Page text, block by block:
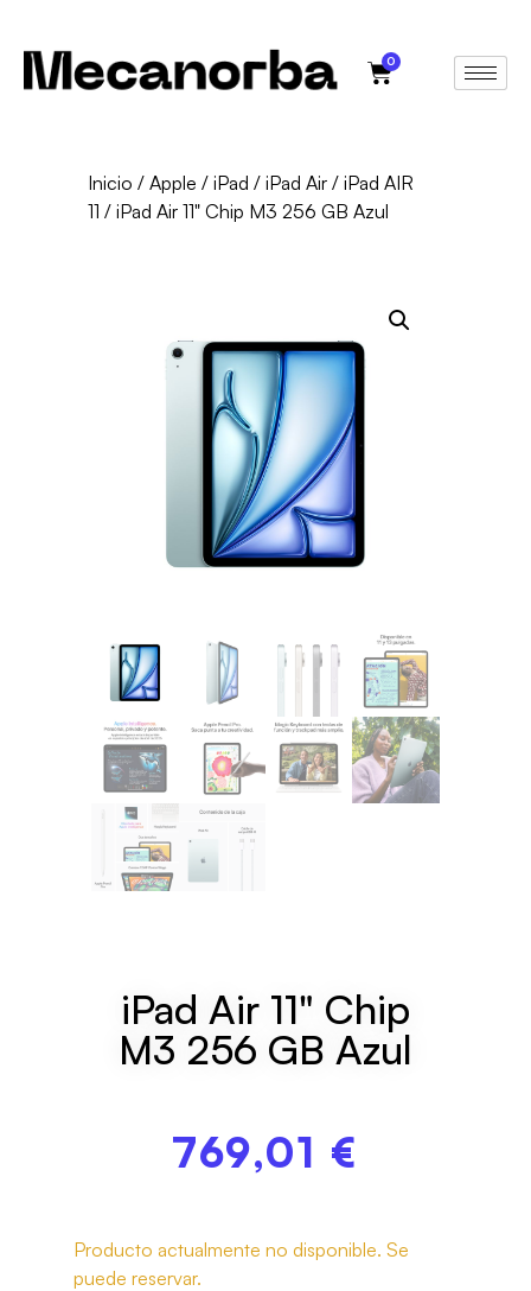
0
Inicio /Apple /iPad /iPad Air /iPad AIR
11 / iPad Air 11" Chip M3 256 GB Azul
iPad Air 11" Chip
M3 256 GB Azul
769,01 €
Producto actualmente no disponible. Se
puede reservar.